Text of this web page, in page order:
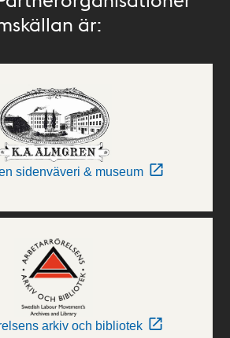
är:
sidenväveri & museum
arkiv och bibliotek